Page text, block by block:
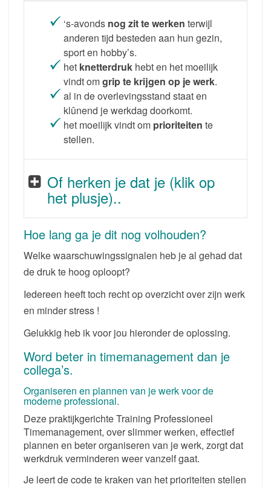
‘s-avonds nog zit te werken terwijl
anderen tijd besteden aan hun gezin,
sport en hobby’s.
het knetterdruk hebt en het moeilijk
vindt omgrip te krijgen op je werk.
al in de overlevingsstand staat en
klûnend je werkdag doorkomt.
het moeilijk vindt om prioriteitente
stellen.
Of herken je dat je (klik op
het plusje)..
Hoe lang ga je dit nog volhouden?
Welke waarschuwingssignalen heb je al gehad dat
de druk te hoog oploopt?
Iedereen heeft toch recht op overzicht over zijn werk
en minder stress !
Gelukkig heb ik voor jou hieronder de oplossing.
Word beter in timemanagement dan je
collega’s.
Organiseren en plannen van je werk voor de
moderne professional.
Deze praktijkgerichte Training Professioneel
Timemanagement, over slimmer werken, effectief
plannen en beter organiseren van je werk, zorgt dat
werkdruk verminderen weer vanzelf gaat.
Je leert de code te kraken van het prioriteiten stellen